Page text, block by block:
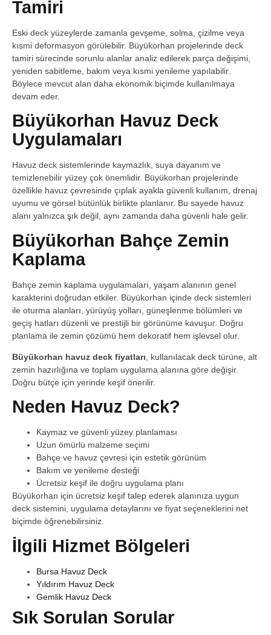
Tamiri
Eski deck yüzeylerde zamanla gevşeme, solma, çizilme veya
kısmi deformasyon görülebilir. Büyükorhan projelerinde deck
tamiri sürecinde sorunlu alanlar analiz edilerek parça değişimi,
yeniden sabitleme, bakım veya kısmi yenileme yapılabilir.
Böylece mevcut alan daha ekonomik biçimde kullanılmaya
devam eder.
Büyükorhan Havuz Deck
Uygulamaları
Havuz deck sistemlerinde kaymazlık, suya dayanım ve
temizlenebilir yüzey çok önemlidir. Büyükorhan projelerinde
özellikle havuz çevresinde çıplak ayakla güvenli kullanım, drenaj
uyumu ve görsel bütünlük birlikte planlanır. Bu sayede havuz
alanı yalnızca şık değil, aynı zamanda daha güvenli hale gelir.
Büyükorhan Bahçe Zemin
Kaplama
Bahçe zemin kaplama uygulamaları, yaşam alanının genel
karakterini doğrudan etkiler. Büyükorhan içinde deck sistemleri
ile oturma alanları, yürüyüş yolları, güneşlenme bölümleri ve
geçiş hatları düzenli ve prestijli bir görünüme kavuşur. Doğru
planlama ile zemin çözümü hem dekoratif hem işlevsel olur.
Büyükorhan havuz deck fiyatları , kullanılacak deck türüne, alt
zemin hazırlığına ve toplam uygulama alanına göre değişir.
Doğru bütçe için yerinde keşif önerilir.
Neden Havuz Deck?
Kaymaz ve güvenli yüzey planlaması
Uzun ömürlü malzeme seçimi
Bahçe ve havuz çevresi için estetik görünüm
Bakım ve yenileme desteği
Ücretsiz keşif ile doğru uygulama planı
Büyükorhan için ücretsiz keşif talep ederek alanınıza uygun
deck sistemini, uygulama detaylarını ve fiyat seçeneklerini net
biçimde öğrenebilirsiniz.
İlgili Hizmet Bölgeleri
Bursa Havuz Deck
Yıldırım Havuz Deck
Gemlik Havuz Deck
Sık Sorulan Sorular